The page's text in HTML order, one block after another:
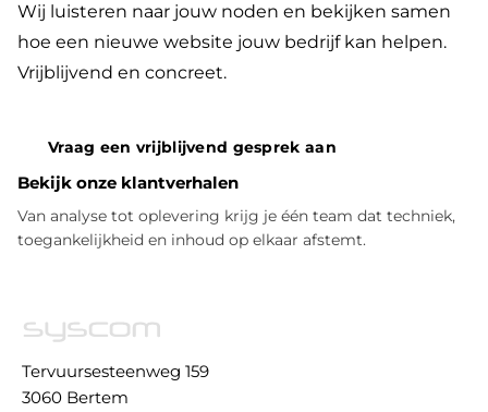
Wij luisteren naar jouw noden en bekijken samen
hoe een nieuwe website jouw bedrijf kan helpen.
Vrijblijvend en concreet.
Vraag een vrijblijvend gesprek aan
Bekijk onze klantverhalen
Van analyse tot oplevering krijg je één team dat techniek,
toegankelijkheid en inhoud op elkaar afstemt.
Tervuursesteenweg 159
3060 Bertem